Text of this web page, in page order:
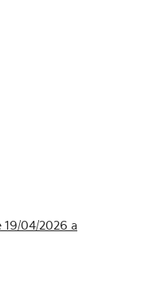
19/04/2026 a